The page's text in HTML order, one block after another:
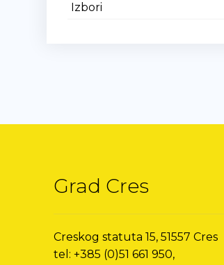
Izbori
Grad Cres
Creskog statuta 15, 51557 Cres
tel: +385 (0)51 661 950,